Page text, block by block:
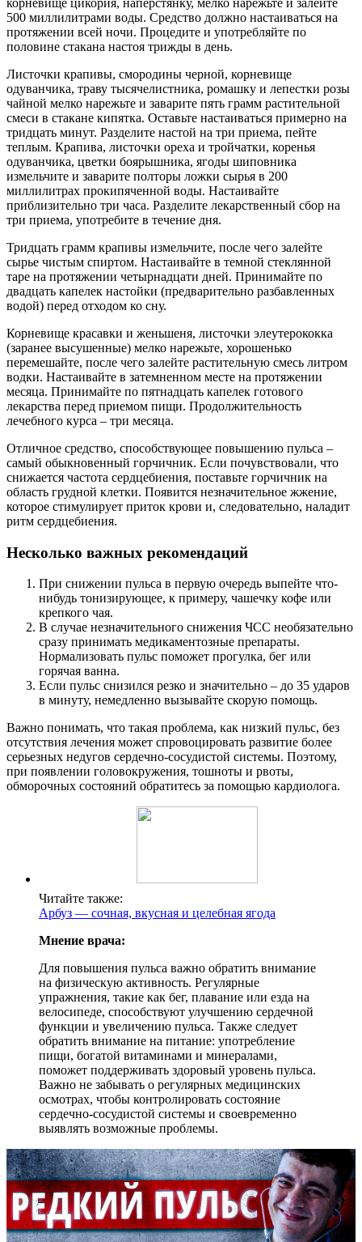
500 миллилитрами воды. Средство должно настаиваться на
протяжении всей ночи. Процедите и употребляйте по
половине стакана настоя трижды в день.
Листочки крапивы, смородины черной, корневище
одуванчика, траву тысячелистника, ромашку и лепестки розы
чайной мелко нарежьте и заварите пять грамм растительной
смеси в стакане кипятка. Оставьте настаиваться примерно на
тридцать минут. Разделите настой на три приема, пейте
теплым. Крапива, листочки ореха и тройчатки, коренья
одуванчика, цветки боярышника, ягоды шиповника
измельчите и заварите полторы ложки сырья в 200
миллилитрах прокипяченной воды. Настаивайте
приблизительно три часа. Разделите лекарственный сбор на
три приема, употребите в течение дня.
Тридцать грамм крапивы измельчите, после чего залейте
сырье чистым спиртом. Настаивайте в темной стеклянной
таре на протяжении четырнадцати дней. Принимайте по
двадцать капелек настойки (предварительно разбавленных
водой) перед отходом ко сну.
Корневище красавки и женьшеня, листочки элеутерококка
(заранее высушенные) мелко нарежьте, хорошенько
перемешайте, после чего залейте растительную смесь литром
водки. Настаивайте в затемненном месте на протяжении
месяца. Принимайте по пятнадцать капелек готового
лекарства перед приемом пищи. Продолжительность
лечебного курса – три месяца.
Отличное средство, способствующее повышению пульса –
самый обыкновенный горчичник. Если почувствовали, что
снижается частота сердцебиения, поставьте горчичник на
область грудной клетки. Появится незначительное жжение,
которое стимулирует приток крови и, следовательно, наладит
ритм сердцебиения.
Несколько важных рекомендаций
При снижении пульса в первую очередь выпейте что-
нибудь тонизирующее, к примеру, чашечку кофе или
крепкого чая.
В случае незначительного снижения ЧСС необязательно
сразу принимать медикаментозные препараты.
Нормализовать пульс поможет прогулка, бег или
горячая ванна.
Если пульс снизился резко и значительно – до 35 ударов
в минуту, немедленно вызывайте скорую помощь.
Важно понимать, что такая проблема, как низкий пульс, без
отсутствия лечения может спровоцировать развитие более
серьезных недугов сердечно-сосудистой системы. Поэтому,
при появлении головокружения, тошноты и рвоты,
обморочных состояний обратитесь за помощью кардиолога.
Читайте также:
Арбуз — сочная, вкусная и целебная ягода
Мнение врача:
Для повышения пульса важно обратить внимание
на физическую активность. Регулярные
упражнения, такие как бег, плавание или езда на
велосипеде, способствуют улучшению сердечной
функции и увеличению пульса. Также следует
обратить внимание на питание: употребление
пищи, богатой витаминами и минералами,
поможет поддерживать здоровый уровень пульса.
Важно не забывать о регулярных медицинских
осмотрах, чтобы контролировать состояние
сердечно-сосудистой системы и своевременно
выявлять возможные проблемы.